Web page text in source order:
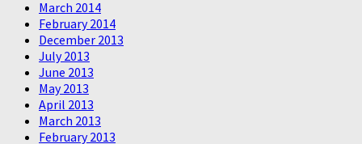
March 2014
February 2014
December 2013
July 2013
June 2013
May 2013
April 2013
March 2013
February 2013